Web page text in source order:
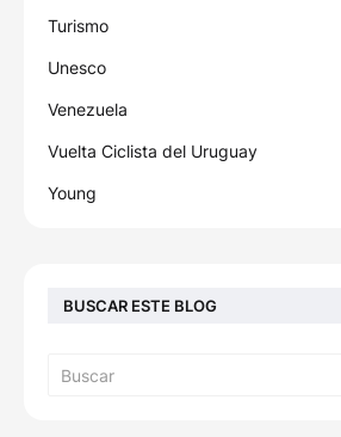
Turismo
Unesco
Venezuela
Vuelta Ciclista del Uruguay
Young
BUSCAR ESTE BLOG